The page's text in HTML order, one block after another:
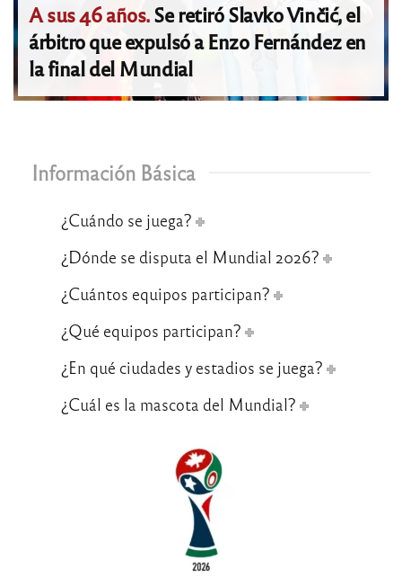
A sus 46 años.Se retiró Slavko Vinčić, el
árbitro que expulsó a Enzo Fernández en
la final del Mundial
Información Básica
¿Cuándo se juega?
¿Dónde se disputa el Mundial 2026?
¿Cuántos equipos participan?
¿Qué equipos participan?
¿En qué ciudades y estadios se juega?
¿Cuál es la mascota del Mundial?